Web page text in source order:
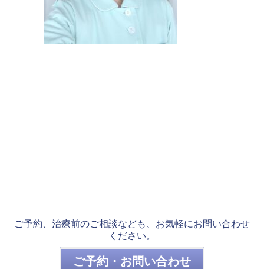
ご予約、治療前のご相談なども、お気軽にお問い合わせ
ください。
ご予約・お問い合わせ